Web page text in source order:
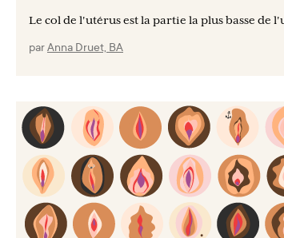
Le col de l'utérus est la partie la plus basse de
parAnna Druet, BA